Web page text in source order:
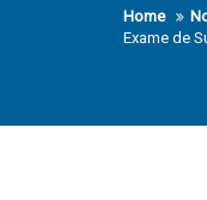
Home
Exame de